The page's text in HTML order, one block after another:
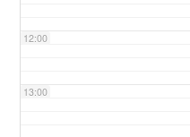
12:00
13:00